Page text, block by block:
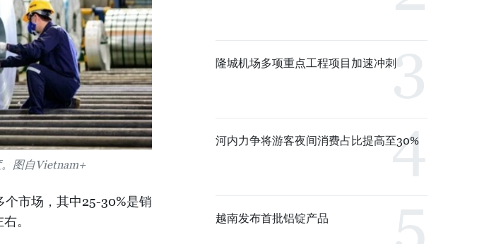
图自Vietnam+
个市场，其中25-30%是销
。
隆城机场多项重点工程项目加速冲刺
河内力争将游客夜间消费占比提高至30%
越南发布首批铝锭产品